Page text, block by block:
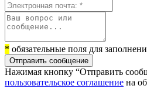
* обязательные поля для
Отправить сообщение
Нажимая кнопку “Отправить
пользовательское соглашение на